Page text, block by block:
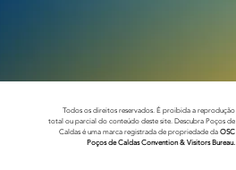
no CEU das Artes com
oficinas e pipoca
Todos os direitos reservados. É proibida a reprodução
total ou parcial do conteúdo deste site. Descubra Poços de
Caldas é uma marca registrada de propriedade da OSC
Poços de Caldas Convention & Visitors Bureau.